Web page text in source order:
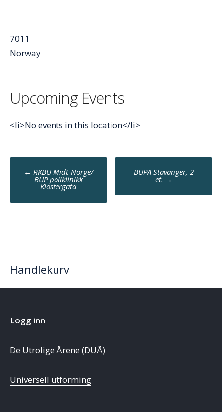
7011
Norway
Upcoming Events
<li>No events in this location</li>
navigation
← RKBU Midt-Norge/
BUP poliklinikk
Klostergata
BUPA Stavanger, 2
et. →
Handlekurv
Logg inn
De Utrolige Årene (DUÅ)
Universell utforming